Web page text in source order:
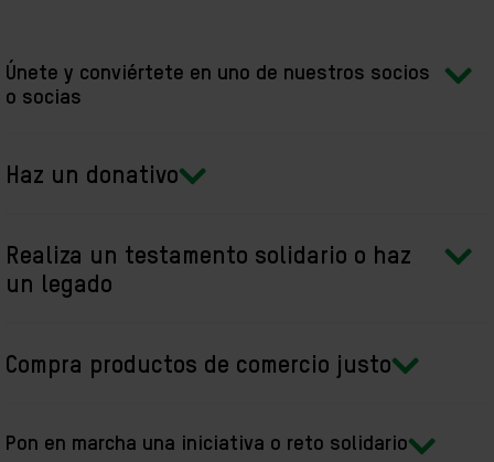
Únete y conviértete en uno de nuestros socios
o socias
Haz un donativo
Realiza un testamento solidario o haz
un legado
Compra productos de comercio justo
Pon en marcha una iniciativa o reto solidario